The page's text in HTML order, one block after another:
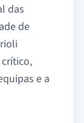
das
de
e a